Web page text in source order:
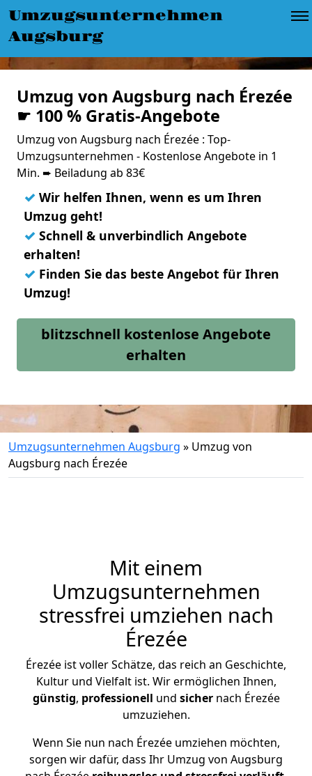
Umzugsunternehmen
Augsburg
Umzug von Augsburg nach Érezée
☛ 100 % Gratis-Angebote
Umzug von Augsburg nach Érezée : Top-
Umzugsunternehmen - Kostenlose Angebote in 1
Min. ➨ Beiladung ab 83€
✓ Wir helfen Ihnen, wenn es um Ihren
Umzug geht!
✓ Schnell & unverbindlich Angebote
erhalten!
✓ Finden Sie das beste Angebot für Ihren
Umzug!
blitzschnell kostenlose Angebote
erhalten
Umzugsunternehmen Augsburg » Umzug von
Augsburg nach Érezée
Mit einem
Umzugsunternehmen
stressfrei umziehen nach
Érezée
Érezée ist voller Schätze, das reich an Geschichte,
Kultur und Vielfalt ist. Wir ermöglichen Ihnen,
günstig, professionell und sichernach Érezée
umzuziehen.
Wenn Sie nun nach Érezée umziehen möchten,
sorgen wir dafür, dass Ihr Umzug von Augsburg